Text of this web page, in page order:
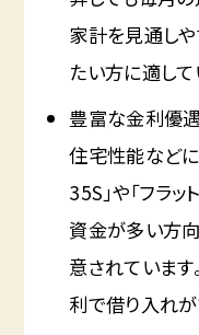
家計を見通し
たい方に適して
豊富な金利優
住宅性能などに
35S」や「フラ
資金が多い方向
意されています
利で借り入れが